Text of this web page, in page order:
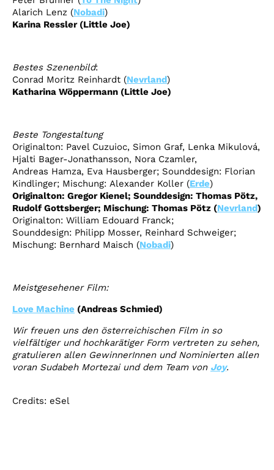
Alarich Lenz (Nobadi)
Karina Ressler(Little Joe)
BestesSzenenbild:
Conrad Moritz Reinhardt (Nevrland)
Katharina Wöppermann (Little Joe)
Beste Tongestaltung
Originalton: Pavel Cuzuioc, Simon Graf, Lenka Mikulová,
Hjalti Bager-Jonathansson, Nora Czamler,
Andreas Hamza, Eva Hausberger; Sounddesign: Florian
Kindlinger; Mischung: Alexander Koller (Erde)
Originalton: Gregor Kienel; Sounddesign: Thomas Pötz,
Rudolf Gottsberger; Mischung: Thomas Pötz (Nevrland)
Originalton: William Edouard Franck;
Sounddesign: Philipp Mosser, Reinhard Schweiger;
Mischung: Bernhard Maisch (Nobadi)
Meistgesehener Film:
Love Machine (Andreas Schmied)
Wir freuen uns den österreichischen Film in so
vielfältiger und hochkarätiger Form vertreten zu sehen,
gratulieren allen GewinnerInnen und Nominierten allen
voran Sudabeh Mortezai und dem Team von Joy.
Credits: eSel